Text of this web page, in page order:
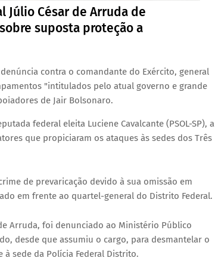
Júlio César de Arruda de
suposta proteção a
contra o comandante do Exército, general
"intitulados pelo atual governo e grande
de Jair Bolsonaro.
federal eleita Luciene Cavalcante (PSOL-SP), a
que propiciaram os ataques às sedes dos Três
de prevaricação devido à sua omissão em
em frente ao quartel-general do Distrito Federal.
Arruda, foi denunciado ao Ministério Público
desde que assumiu o cargo, para desmantelar o
sede da Polícia Federal Distrito.